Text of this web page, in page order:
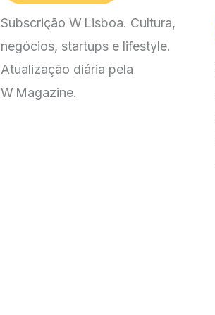
Subscrição W Lisboa. Cultura,
negócios, startups e lifestyle.
Atualização diária pela
W Magazine.